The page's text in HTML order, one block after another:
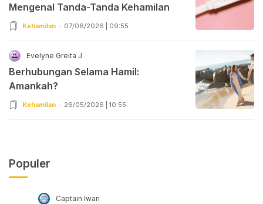
Mengenal Tanda-Tanda Kehamilan
Kehamilan 07/06/2026 | 09:55
Evelyne Greita J
Berhubungan Selama Hamil:
Amankah?
Kehamilan 26/05/2026 | 10:55
Populer
Captain Iwan